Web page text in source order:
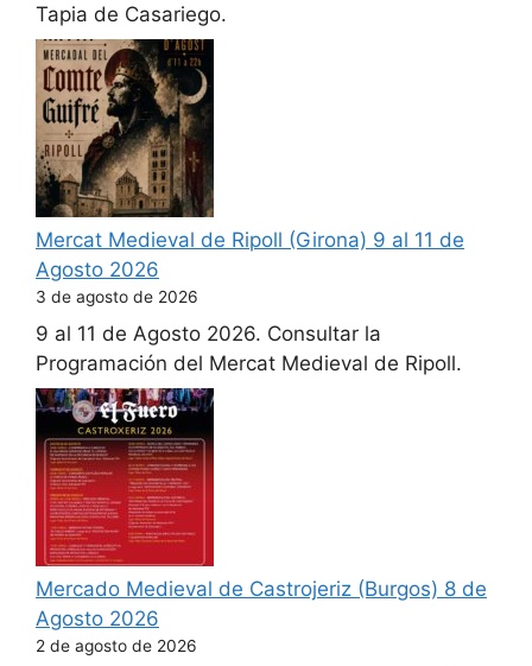
Tapia de Casariego.
Mercat Medieval de Ripoll (Girona) 9 al 11 de
Agosto 2026
3 de agosto de 2026
9 al 11 de Agosto 2026. Consultar la
Programación del Mercat Medieval de Ripoll.
Mercado Medieval de Castrojeriz (Burgos) 8 de
Agosto 2026
2 de agosto de 2026